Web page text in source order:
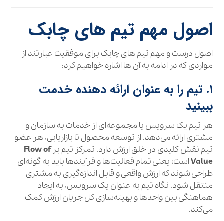
اصول مهم تیم‌ های چابک
اصول درست و مهم تیم های چابک برای موفقیت عبارتند از
مواردی که در ادامه به آن ها اشاره خواهیم کرد:
۱. تیم را به عنوان ارائه‌ دهنده خدمت
ببینید
هر تیم یک سرویس یا مجموعه‌ای از خدمات به سازمان و
مشتری ارائه می‌دهد. از توسعه محصول تا بازاریابی، هر عضو
تیم نقش کلیدی در خلق ارزش دارد. تمرکز تیم برFlow of
Valueاست؛ یعنی تمام فعالیت‌ها و فرآیندها باید به گونه‌ای
طراحی شوند که ارزش واقعی و قابل اندازه‌گیری به مشتری
منتقل شود. نگاه تیم به عنوان یک سرویس، به ایجاد
هماهنگی بین واحدها و بهینه‌سازی کل جریان ارزش کمک
می‌کند.